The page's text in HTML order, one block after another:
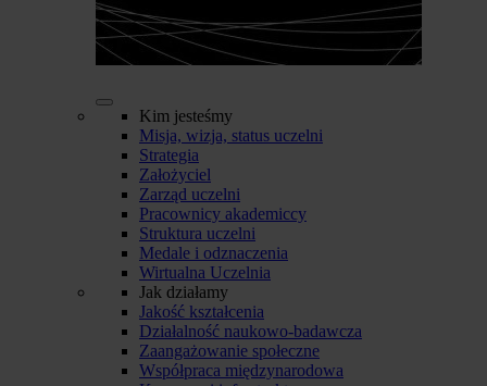
Kim jesteśmy
Misja, wizja, status uczelni
Strategia
Założyciel
Zarząd uczelni
Pracownicy akademiccy
Struktura uczelni
Medale i odznaczenia
Wirtualna Uczelnia
Jak działamy
Jakość kształcenia
Działalność naukowo-badawcza
Zaangażowanie społeczne
Współpraca międzynarodowa